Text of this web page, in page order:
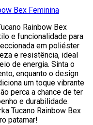
Bex Feminina
Rainbow Bex
e funcionalidade para
em poliéster
e resistência, ideal
de energia. Sinta o
enquanto o design
um toque vibrante
perca a chance de ter
e durabilidade.
Tucano Rainbow Bex
patamar!